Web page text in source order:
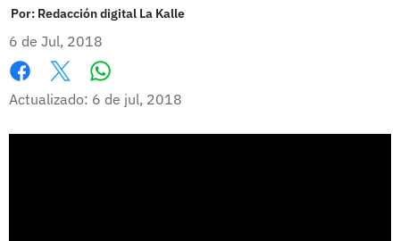
Por: Redacción digital La Kalle
6 de Jul, 2018
Facebook
X
Actualizado: 6 de jul, 2018